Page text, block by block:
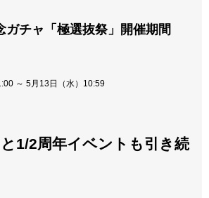
ガチャ「極選抜祭」開催期間
～ 5月13日（水）10:59
1/2周年イベントも引き続